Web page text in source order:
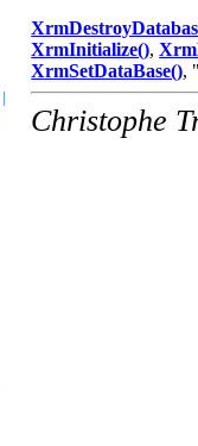
|
XrmInitialize(),
XrmSetDataBase(),
Christophe